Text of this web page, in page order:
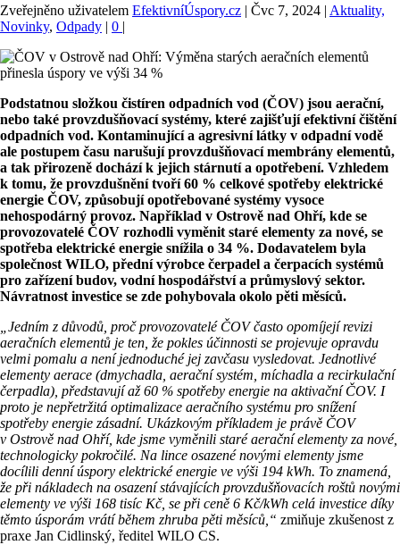
Zveřejněno uživatelem EfektivníÚspory.cz | Čvc 7, 2024 | Aktuality,
Novinky, Odpady | 0 |
Podstatnou složkou čistíren odpadních vod (ČOV) jsou aerační,
nebo také provzdušňovací systémy, které zajišťují efektivní čištění
odpadních vod. Kontaminující a agresivní látky v odpadní vodě
ale postupem času narušují provzdušňovací membrány elementů,
a tak přirozeně dochází k jejich stárnutí a opotřebení. Vzhledem
k tomu, že provzdušnění tvoří 60 % celkové spotřeby elektrické
energie ČOV, způsobují opotřebované systémy vysoce
nehospodárný provoz. Například v Ostrově nad Ohří, kde se
provozovatelé ČOV rozhodli vyměnit staré elementy za nové, se
spotřeba elektrické energie snížila o 34 %. Dodavatelem byla
společnost WILO, přední výrobce čerpadel a čerpacích systémů
pro zařízení budov, vodní hospodářství a průmyslový sektor.
Návratnost investice se zde pohybovala okolo pěti měsíců.
„Jedním z důvodů, proč provozovatelé ČOV často opomíjejí revizi
aeračních elementů je ten, že pokles účinnosti se projevuje opravdu
velmi pomalu a není jednoduché jej zavčasu vysledovat. Jednotlivé
elementy aerace (dmychadla, aerační systém, míchadla a recirkulační
čerpadla), představují až 60 % spotřeby energie na aktivační ČOV. I
proto je nepřetržitá optimalizace aeračního systému pro snížení
spotřeby energie zásadní. Ukázkovým příkladem je právě ČOV
v Ostrově nad Ohří, kde jsme vyměnili staré aerační elementy za nové,
technologicky pokročilé. Na lince osazené novými elementy jsme
docílili denní úspory elektrické energie ve výši 194 kWh. To znamená,
že při nákladech na osazení stávajících provzdušňovacích roštů novými
elementy ve výši 168 tisíc Kč, se při ceně 6 Kč/kWh celá investice díky
těmto úsporám vrátí během zhruba pěti měsíců,“ zmiňuje zkušenost z
praxe Jan Cidlinský, ředitel WILO CS.